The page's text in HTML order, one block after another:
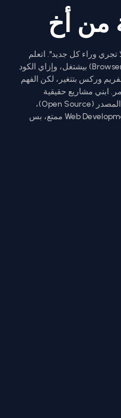
من أخ
ليك في 2026 هي "لا تجري وراء كل جديد". اتعلم
الأساسيات بعمق، افهم إزاي المتصفح (Browser) بيشتغل، وإزاي الكود
وركس بتتغير، لكن الفهم
ابني مشاريع حقيقية
(Portfolio)، ساهم في مشاريع مفتوحة المصدر (Open Source)،
وخليك دايماً فضولي. طريقك في الـ Web Development ممتع، بس